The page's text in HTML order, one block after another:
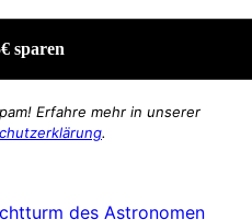
Erfahre mehr in unserer
.
des Astronomen